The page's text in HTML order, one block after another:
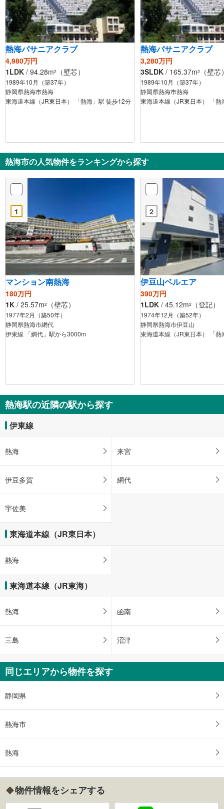
熱海パサニアクラブ
4,980万円
1LDK / 94.28m2 （壁芯）
1989年10月（築37年）
静岡県熱海市熱海
東海道本線（JR東日本） 「熱海」駅 徒歩12分
熱海パサニアクラブ
3,280万円
3SLDK / 165.37m2 （壁芯
1989年10月（築37年）
静岡県熱海市熱海
東海道本線（JR東日本） 「熱
熱海市の人気物件をランキングから探す
1
マンション南熱海
180万円
1K / 25.57m2 （壁芯）
1977年2月（築50年）
静岡県熱海市網代
伊東線 「網代」駅から3000m
2
伊豆山ベルエア
390万円
1LDK / 45.12m2 （登記）
1974年12月（築52年）
静岡県熱海市伊豆山
東海道本線（JR東日本） 「熱
熱海駅の近隣の駅から探す
伊東線
熱海 来宮
伊豆多賀 網代
宇佐美
東海道本線（JR東日本）
熱海
東海道本線（JR東海）
熱海 函南
三島 沼津
同じエリアから物件を探す
静岡県
熱海市
熱海
物件情報をシェアする